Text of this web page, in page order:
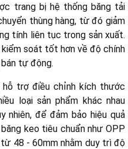
trang bị hệ thống băng tải
thùng hàng, từ đó giảm
tính liên tục trong sản xuất.
soát tốt hơn về độ chính
tự động.
hỗ trợ điều chỉnh kích thước
loại sản phẩm khác nhau
nhiên, để đảm bảo hiệu quả
keo tiêu chuẩn như OPP
48 - 60mm nhằm duy trì độ